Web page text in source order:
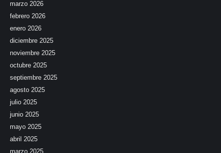
marzo 2026
febrero 2026
enero 2026
diciembre 2025
noviembre 2025
octubre 2025
septiembre 2025
agosto 2025
julio 2025
junio 2025
mayo 2025
abril 2025
marzo 2025